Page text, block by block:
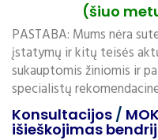
(šiuo
PASTABA: Mums nėra
įstatymų ir kitų teisės
sukauptomis žiniomis ir
specialistų
Konsultacijos /
išieškojimas